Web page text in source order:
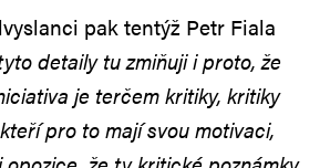
pak tentýž Petr Fiala
detaily tu zmiňuji i proto, že
je terčem kritiky, kritiky
pro to mají svou motivaci,